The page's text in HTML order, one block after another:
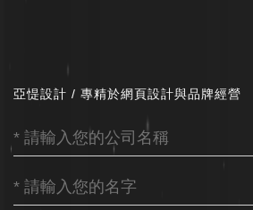
亞惿設計 / 專精於網頁設計與品牌經營